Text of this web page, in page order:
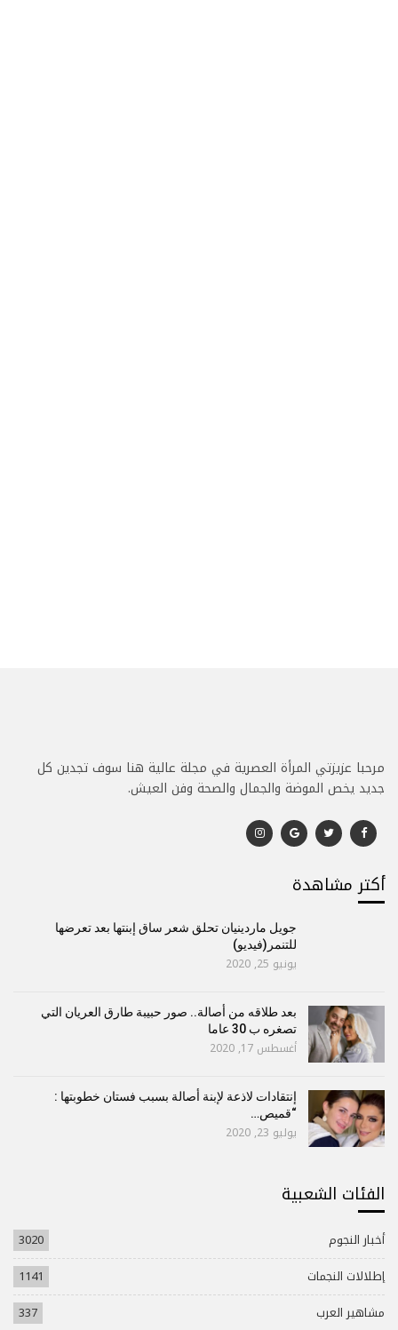
مرحبا عزيزتي المرأة العصرية في مجلة عالية هنا سوف تجدين كل
جديد يخص الموضة والجمال والصحة وفن العيش.
أكتر مشاهدة
جويل ماردينيان تحلق شعر ساق إبنتها بعد تعرضها
للتنمر(فيديو)
يونيو 25, 2020
بعد طلاقه من أصالة.. صور حبيبة طارق العريان التي
تصغره ب 30 عاما
أغسطس 17, 2020
إنتقادات لاذعة لإبنة أصالة بسبب فستان خطوبتها :
“قميص…
يوليو 23, 2020
الفئات الشعبية
أخبار النجوم
3020
إطلالات النجمات
1141
مشاهير العرب
337